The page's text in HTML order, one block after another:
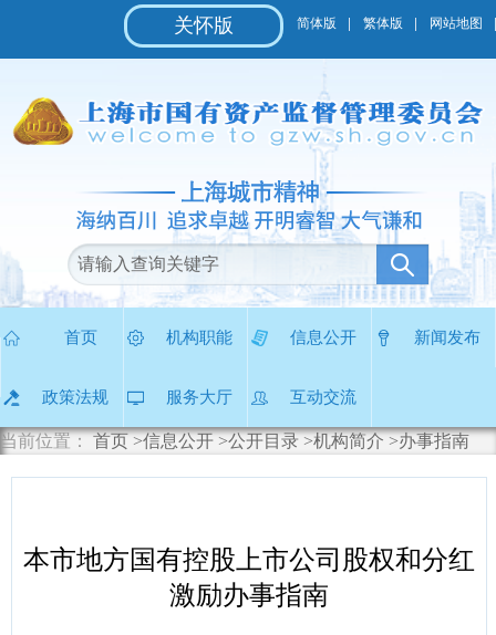
碍
说
站
航
区
到
主
要
内
网站地图
繁体版
简体版
关怀版
首页 机构职能 信息公开 新闻发布
政策法规 服务大厅 互动交流
当前位置： 首页 >信息公开 >公开目录 >机构简介 >办事指南
本市地方国有控股上市公司股权和分红
激励办事指南